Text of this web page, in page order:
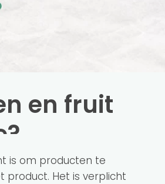
en fruit
is om producten te
product. Het is verplicht